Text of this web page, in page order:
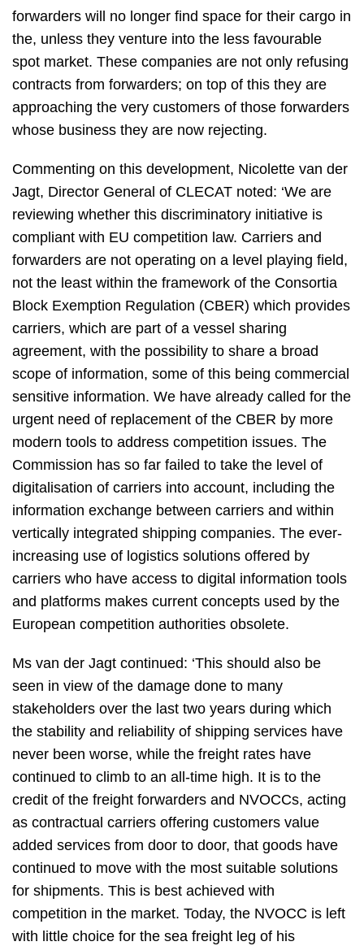
forwarders will no longer find space for their cargo in
the, unless they venture into the less favourable
spot market. These companies are not only refusing
contracts from forwarders; on top of this they are
approaching the very customers of those forwarders
whose business they are now rejecting.
Commenting on this development, Nicolette van der
Jagt, Director General of CLECAT noted: ‘We are
reviewing whether this discriminatory initiative is
compliant with EU competition law. Carriers and
forwarders are not operating on a level playing field,
not the least within the framework of the Consortia
Block Exemption Regulation (CBER) which provides
carriers, which are part of a vessel sharing
agreement, with the possibility to share a broad
scope of information, some of this being commercial
sensitive information. We have already called for the
urgent need of replacement of the CBER by more
modern tools to address competition issues. The
Commission has so far failed to take the level of
digitalisation of carriers into account, including the
information exchange between carriers and within
vertically integrated shipping companies. The ever-
increasing use of logistics solutions offered by
carriers who have access to digital information tools
and platforms makes current concepts used by the
European competition authorities obsolete.
Ms van der Jagt continued: ‘This should also be
seen in view of the damage done to many
stakeholders over the last two years during which
the stability and reliability of shipping services have
never been worse, while the freight rates have
continued to climb to an all-time high. It is to the
credit of the freight forwarders and NVOCCs, acting
as contractual carriers offering customers value
added services from door to door, that goods have
continued to move with the most suitable solutions
for shipments. This is best achieved with
competition in the market. Today, the NVOCC is left
with little choice for the sea freight leg of his